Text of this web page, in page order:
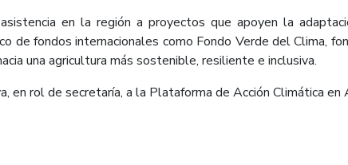
en la región a proyectos que apoyen la
de fondos internacionales como Fondo Verde del Clima,
una agricultura más sostenible, resiliente e inclusiva.
en rol de secretaría, a la Plataforma de Acción Climática